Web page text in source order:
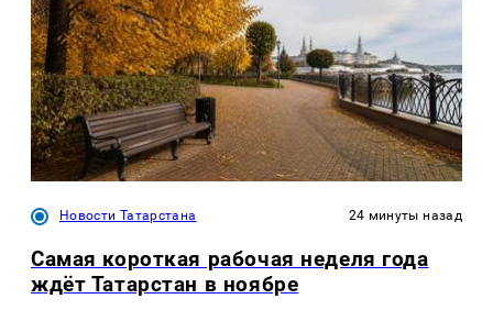
Новости Татарстана 24 минуты назад
Самая короткая рабочая неделя года
ждёт Татарстан в ноябре